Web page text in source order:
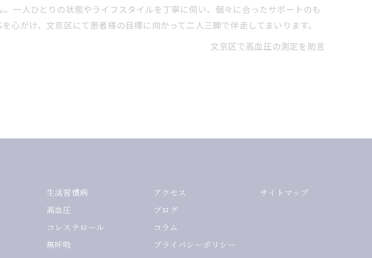
一人ひとりの状態やライフスタイルを丁寧に伺い、個々に合ったサポートのも
心がけ、文京区にて患者様の目標に向かって二人三脚で伴走してまいります。
文京区で高血圧の測定を助言
生活習慣病
高血圧
コレステロール
無呼吸
アクセス
ブログ
コラム
プライバシーポリシー
サイトマップ